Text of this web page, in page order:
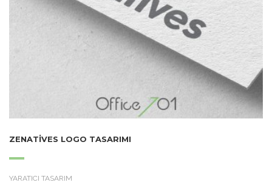
ZENATIVES LOGO TASARIMI
YARATICI TASARIM